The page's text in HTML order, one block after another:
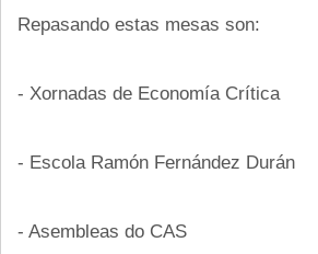
Repasando estas mesas son:
- Xornadas de Economía Crítica
- Escola Ramón Fernández Durán
- Asembleas do CAS